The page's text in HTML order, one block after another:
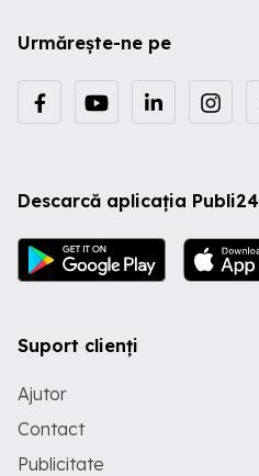
Urmărește-ne pe
Descarcă aplicația Publi24
Suport clienți
Ajutor
Contact
Publicitate